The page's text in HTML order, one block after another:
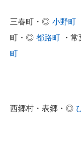
三春町・◎ 小野町
町・◎ 都路町 ・
町
西郷村・表郷・◎